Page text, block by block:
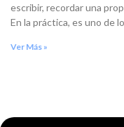
escribir, recordar una
En la práctica, es uno de
Ver Más »